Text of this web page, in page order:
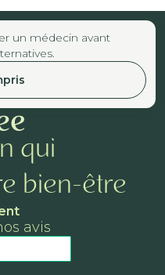
un médecin avant
qui
bien-être
avis